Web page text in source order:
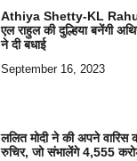
Athiya Shetty-KL
एल राहुल की दुल्हिया बनेंगी
ने दी बधाई
September 16, 2023
ललित मोदी ने की अपने वारिस
रुचिर, जो संभालेंगे 4,555